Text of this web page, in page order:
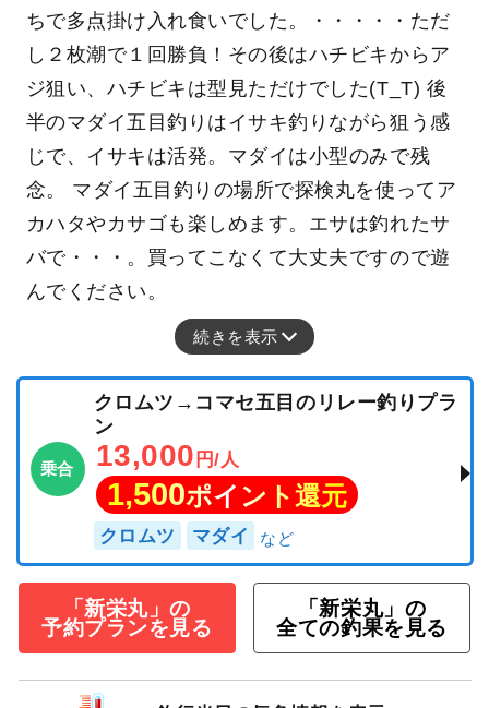
ちで多点掛け入れ食いでした。・・・・・ただ
し２枚潮で１回勝負！その後はハチビキからア
ジ狙い、ハチビキは型見ただけでした(T_T) 後
半のマダイ五目釣りはイサキ釣りながら狙う感
じで、イサキは活発。マダイは小型のみで残
念。 マダイ五目釣りの場所で探検丸を使ってア
カハタやカサゴも楽しめます。エサは釣れたサ
バで・・・。買ってこなくて大丈夫ですので遊
んでください。
続きを表示
乗合
クロムツ→コマセ五目のリレー釣りプラ
ン
13,000 円/人
1,500ポイント還元
クロムツ マダイ
「新栄丸」の
予約プランを見る
「新栄丸」の
全ての釣果を見る